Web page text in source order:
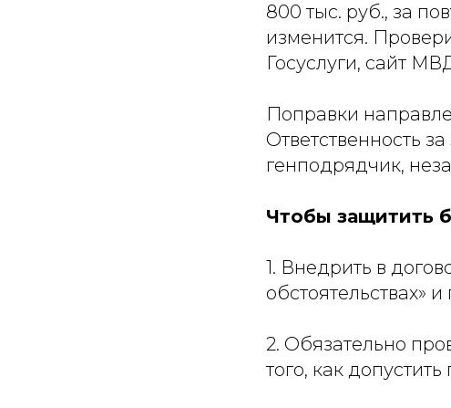
800 тыс. руб., за
изменится.
Госуслуги, сайт
Поправки
Ответственность
генподрядчик,
Чтобы защитить
1. Внедрить в
обстоятельствах»
2. Обязательно
того, как